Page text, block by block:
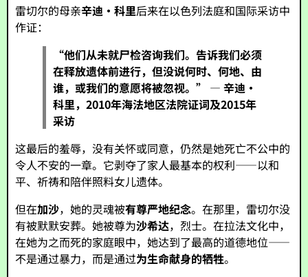
雷切尔的母亲辛迪·科里后来在以色列法庭和国际采访中
作证：
“他们从未就尸检咨询我们。告诉我们必须
在释放遗体前进行，但没说何时、何地、由
谁，或我们的意愿将被忽视。” —辛迪·
科里，2010年海法地区法院证词及2015年
采访
这最后的羞辱，没有关怀或同意，仍然是她死亡不公中的
令人不安的一章。它剥夺了家人最基本的权利——以和
平、祈祷和陪伴照料女儿遗体。
但在加沙，她的灵魂被有尊严地纪念。在那里，雷切尔没
有被默默安葬。她被尊为沙希达，烈士。在拉法文化中，
在她为之而死的家庭眼中，她达到了最高的道德地位——
不是通过暴力，而是通过为生命献身的牺牲。